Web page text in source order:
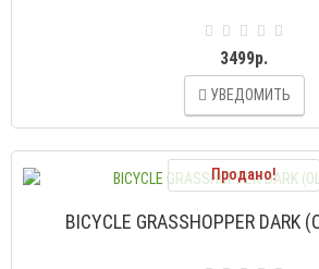
3499р.
УВЕДОМИТЬ
Продано!
BICYCLE GRASSHOPPER DARK